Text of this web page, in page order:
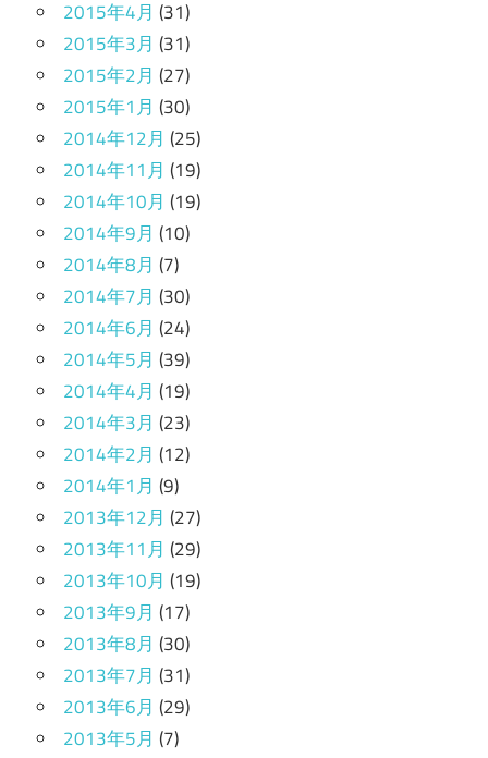
2015年4月 (31)
2015年3月 (31)
2015年2月 (27)
2015年1月 (30)
2014年12月 (25)
2014年11月 (19)
2014年10月 (19)
2014年9月 (10)
2014年8月 (7)
2014年7月 (30)
2014年6月 (24)
2014年5月 (39)
2014年4月 (19)
2014年3月 (23)
2014年2月 (12)
2014年1月 (9)
2013年12月 (27)
2013年11月 (29)
2013年10月 (19)
2013年9月 (17)
2013年8月 (30)
2013年7月 (31)
2013年6月 (29)
2013年5月 (7)